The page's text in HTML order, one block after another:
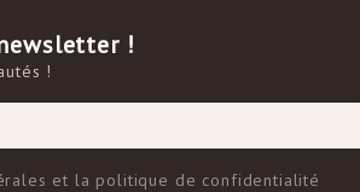
!
!
et la politique de confidentialité